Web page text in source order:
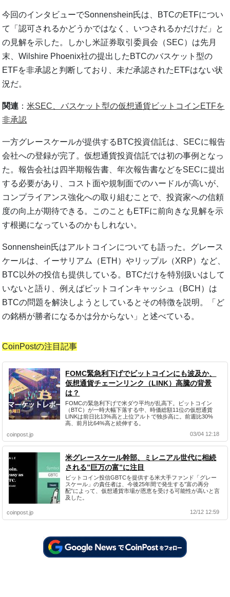
今回のインタビューでSonnenshein氏は、BTCのETFについ
て「認可されるかどうかではなく、いつされるかだけだ」と
の見解を示した。しかし米証券取引委員会（SEC）は先月
末、Wilshire Phoenix社の提出したBTCのバスケット型の
ETFを非承認と判断しており、未だ承認されたETFはない状
況だ。
関連 ：米SEC、バスケット型の仮想通貨ビットコインETFを
非承認
一方グレースケールが提供するBTC投資信託は、SECに報告
会社への登録が完了。仮想通貨投資信託では初の事例となっ
た。報告会社は四半期報告書、年次報告書などをSECに提出
する必要があり、コスト面や規制面でのハードルが高いが、
コンプライアンス強化への取り組むことで、投資家への信頼
度の向上が期待できる。このこともETFに前向きな見解を示
す根拠になっているのかもしれない。
Sonnenshein氏はアルトコインについても語った。グレース
ケールは、イーサリアム（ETH）やリップル（XRP）など、
BTC以外の投信も提供している。BTCだけを特別扱いはして
いないと語り、例えばビットコインキャッシュ（BCH）は
BTCの問題を解決しようとしているとその特徴を説明。「ど
の銘柄が勝者になるかは分からない」と述べている。
CoinPostの注目記事
FOMC緊急利下げでビットコインにも波及か、
仮想通貨チェーンリンク（LINK）高騰の背景
は？
FOMCの緊急利下げで米ダウ平均が乱高下。ビットコイン
（BTC）が一時大幅下落する中、時価総額11位の仮想通貨
LINKは前日比13%高と上位アルトで独歩高に。前週比30%
高、前月比64%高と続伸する。
coinpost.jp
03/04 12:18
米グレースケール幹部、ミレニアル世代に相続
される”巨万の富”に注目
ビットコイン投信GBTCを提供する米大手ファンド「グレー
スケール」の責任者は、今後25年間で発生する”富の再分
配”によって、仮想通貨市場が恩恵を受ける可能性が高いと言
及した。
coinpost.jp 12/12 12:59